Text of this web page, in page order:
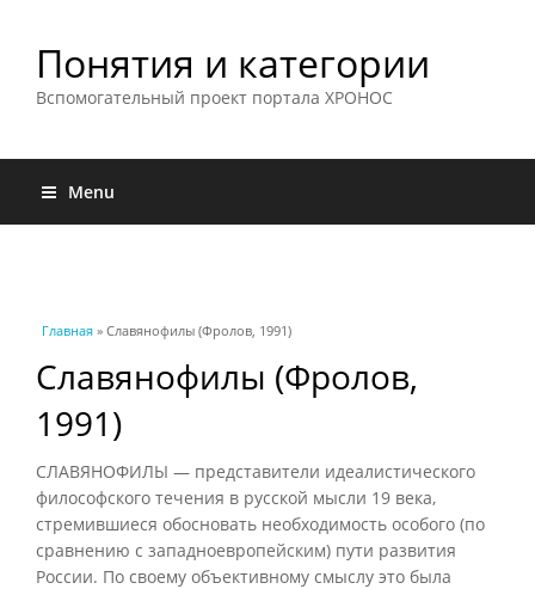
Понятия и категории
Вспомогательный проект портала ХРОНОС
Menu
Вы здесь
Главная » Славянофилы (Фролов, 1991)
Славянофилы (Фролов,
1991)
СЛАВЯНОФИЛЫ — представители идеалистического
философского течения в русской мысли 19 века,
стремившиеся обосновать необходимость особого (по
сравнению с западноевропейским) пути развития
России. По своему объективному смыслу это была